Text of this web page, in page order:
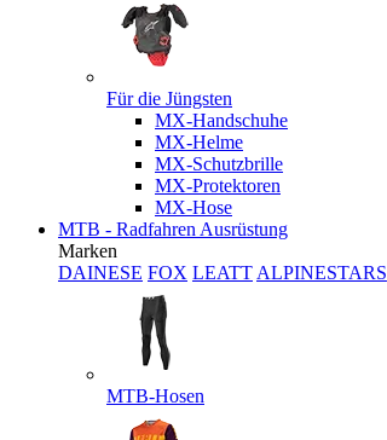
Für die Jüngsten
MX-Handschuhe
MX-Helme
MX-Schutzbrille
MX-Protektoren
MX-Hose
MTB - Radfahren Ausrüstung
Marken
DAINESE FOX LEATT ALPINESTARS
MTB-Hosen